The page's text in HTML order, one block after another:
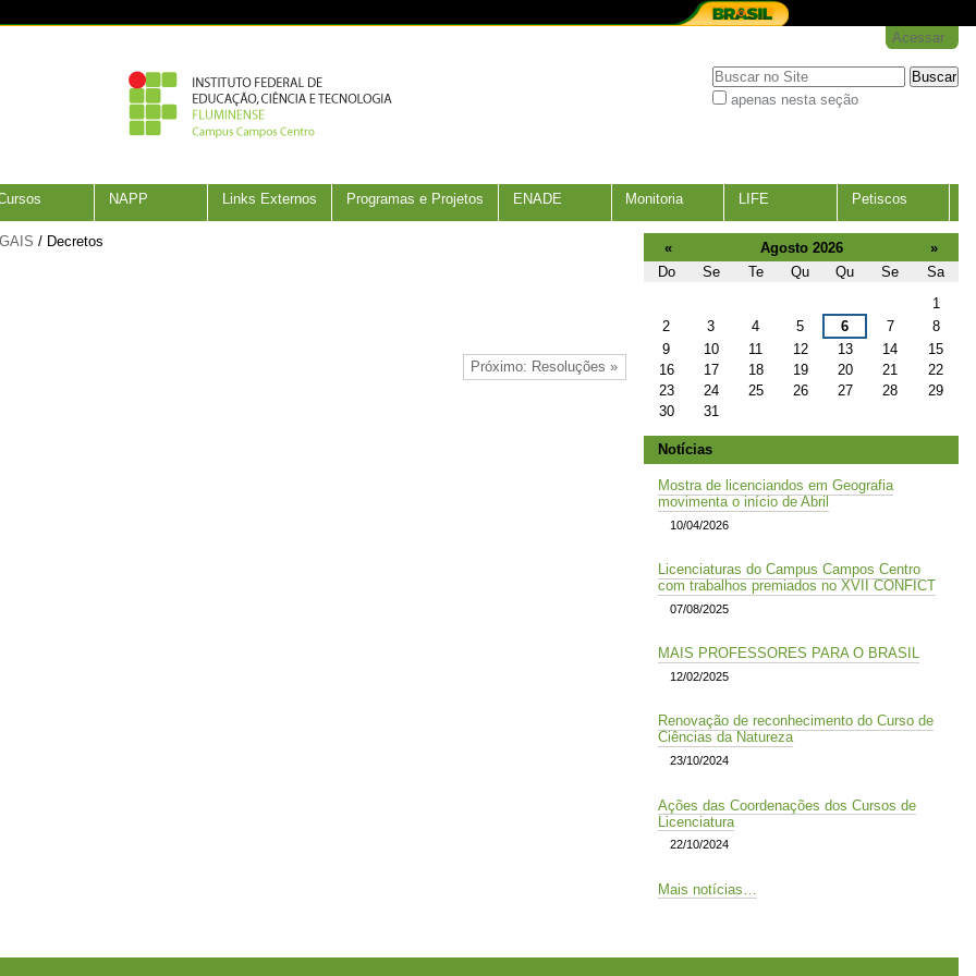
Acessar
Busca
apenas nesta seção
NAPP Links Externos Programas e Projetos ENADE Monitoria LIFE Petiscos
/ Decretos
Próximo: Resoluções »
« Agosto 2026 »
Do Se Te Qu Qu Se
Sa
1
2
3 4 5 6 7
8
9
10 11 12 13 14
15
16
17 18 19 20 21
22
23
24 25 26 27 28
29
30
31
Notícias
Mostra de licenciandos em Geografia
movimenta o início de Abril
10/04/2026
Licenciaturas do Campus Campos Centro
com trabalhos premiados no XVII CONFICT
07/08/2025
MAIS PROFESSORES PARA O BRASIL
12/02/2025
Renovação de reconhecimento do Curso de
Ciências da Natureza
23/10/2024
Ações das Coordenações dos Cursos de
Licenciatura
22/10/2024
Mais notícias…